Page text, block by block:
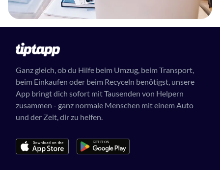
Ganz gleich, ob du Hilfe beim Umzug, beim Transport,
beim Einkaufen oder beim Recyceln benötigst, unsere
App bringt dich sofort mit Tausenden von Helpern
zusammen - ganz normale Menschen mit einem Auto
und der Zeit, dir zu helfen.